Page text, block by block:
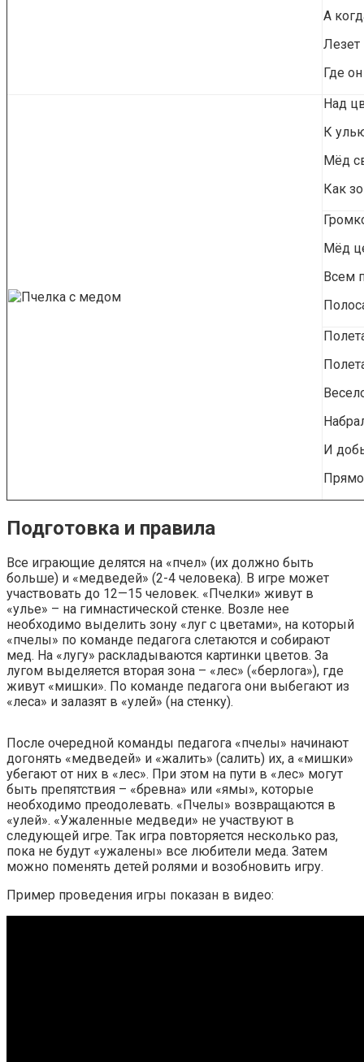
А
Лезет
Где
Над
К
Мёд
Как
Мёд
Всем
И
Подготовка и правила
Все играющие делятся на «пчел» (их должно быть
больше) и «медведей» (2-4 человека). В игре может
участвовать до 12—15 человек. «Пчелки» живут в
«улье» – на гимнастической стенке. Возле нее
необходимо выделить зону «луг с цветами», на который
«пчелы» по команде педагога слетаются и собирают
мед. На «лугу» раскладываются картинки цветов. За
лугом выделяется вторая зона – «лес» («берлога»), где
живут «мишки». По команде педагога они выбегают из
«леса» и залазят в «улей» (на стенку).
После очередной команды педагога «пчелы» начинают
догонять «медведей» и «жалить» (салить) их, а «мишки»
убегают от них в «лес». При этом на пути в «лес» могут
быть препятствия – «бревна» или «ямы», которые
необходимо преодолевать. «Пчелы» возвращаются в
«улей». «Ужаленные медведи» не участвуют в
следующей игре. Так игра повторяется несколько раз,
пока не будут «ужалены» все любители меда. Затем
можно поменять детей ролями и возобновить игру.
Пример проведения игры показан в видео: